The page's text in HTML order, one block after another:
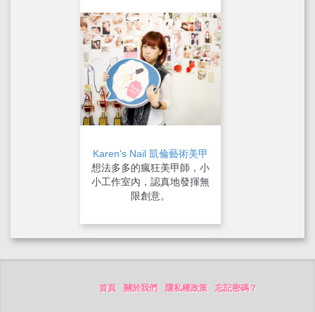
Karen's Nail 凱倫藝術美甲
想法多多的瘋狂美甲師，小
小工作室內，認真地發揮無
限創意。
首頁 關於我們 隱私權政策 忘記密碼？